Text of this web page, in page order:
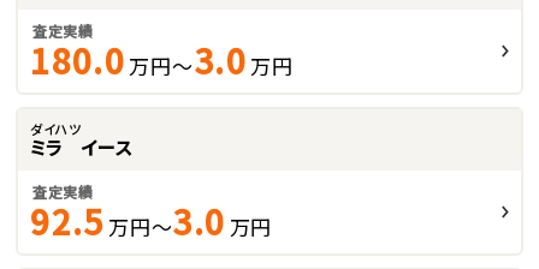
査定実績
180.0 万円～3.0 万円
ダイハツ
ミラ イース
査定実績
92.5 万円～3.0 万円